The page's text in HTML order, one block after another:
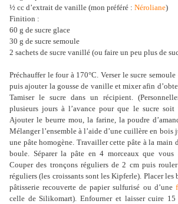
½ cc d’extrait de vanille (mon préféré : Néroliane)
Finition :
60 g de sucre glace
30 g de sucre semoule
2 sachets de sucre vanillé (ou faire un peu plus de
Préchauffer le four à 170°C. Verser le sucre
puis ajouter la gousse de vanille et mixer afin
Tamiser le sucre dans un récipient.
plusieurs jours à l’avance pour que le sucre soit
Ajouter le beurre mou, la farine, la poudre
Mélanger l’ensemble à l’aide d’une cuillère en bois
une pâte homogène. Travailler cette pâte à la main
boule. Séparer la pâte en 4 morceaux que vous
Couper des tronçons réguliers de 2 cm puis
réguliers (les croissants sont les Kipferle). Placer les
pâtisserie recouverte de papier sulfurisé ou d’une
celle de Silikomart). Enfourner et laisser cuire 15